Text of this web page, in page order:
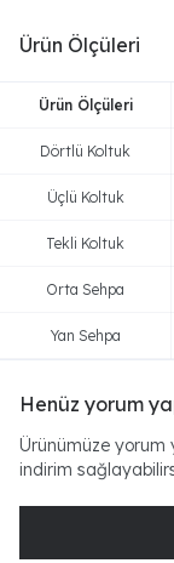
Ürün Ölçüleri
Ürün Ölçüleri
Dörtlü Koltuk
Üçlü Koltuk
Tekli Koltuk
Orta Sehpa
Yan Sehpa
Henüz yorum
Ürünümüze yorum
indirim